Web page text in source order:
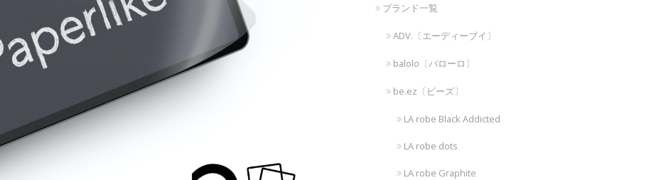
ブランド一覧
ADV.〔エーディーブイ〕
balolo〔バローロ〕
be.ez〔ビーズ〕
LA robe Black Addicted
LA robe dots
LA robe Graphite